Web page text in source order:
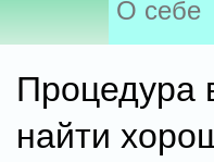
О себе
Процедура
найти